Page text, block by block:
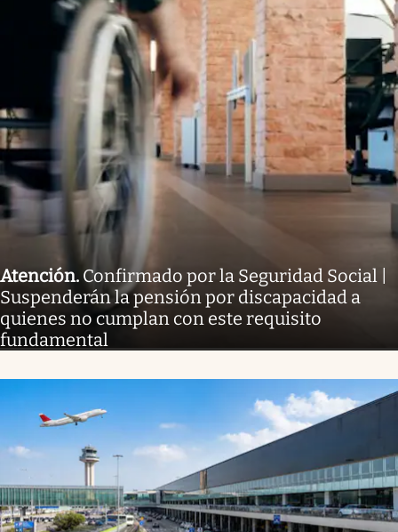
Atención. Confirmado por la Seguridad Social |
Suspenderán la pensión por discapacidad a
quienes no cumplan con este requisito
fundamental